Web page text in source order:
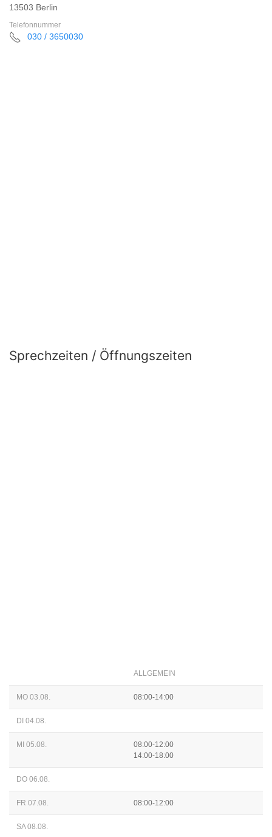
13503 Berlin
Telefonnummer
030 / 3650030
Sprechzeiten / Öffnungszeiten
ALLGEMEIN
MO 03.08. 08:00-14:00
DI 04.08.
MI 05.08.
08:00-12:00
14:00-18:00
DO 06.08.
FR 07.08. 08:00-12:00
SA 08.08.